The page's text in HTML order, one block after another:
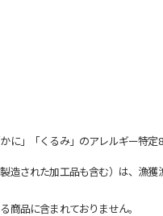
」「くるみ」のアレルギー特定
された加工品も含む）は、漁
品に含まれておりません。